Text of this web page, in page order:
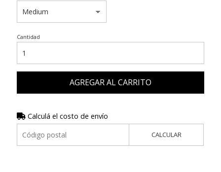
Cantidad
AGREGAR AL CARRITO
Calculá el costo de envío
CALCULAR